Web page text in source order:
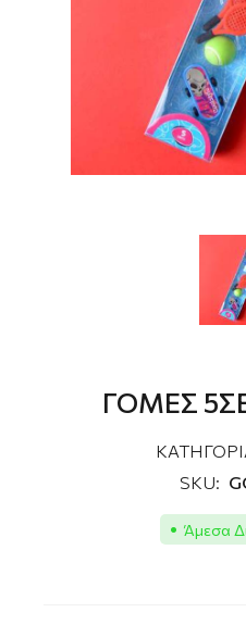
ΓΟΜΕΣ
SKU:
Άμεσα